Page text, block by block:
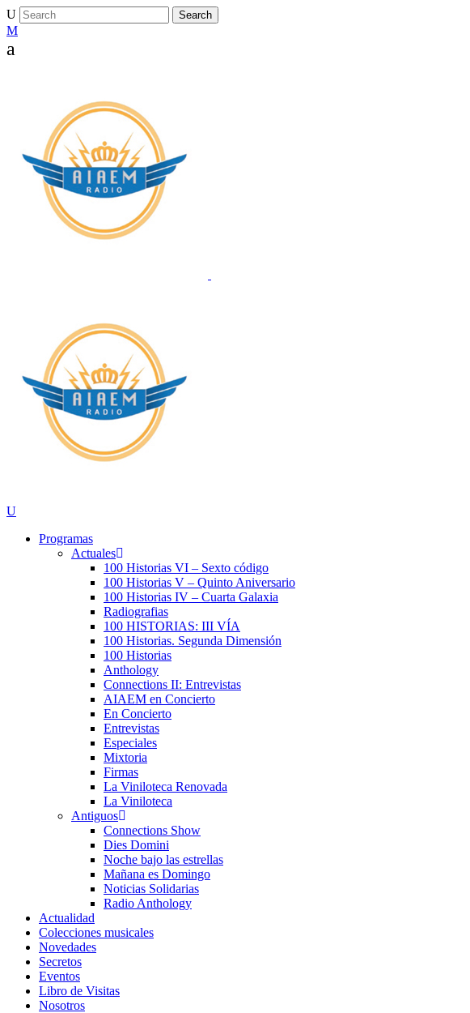
Programas
Actuales
100 Historias VI – Sexto código
100 Historias V – Quinto Aniversario
100 Historias IV – Cuarta Galaxia
Radiografias
100 HISTORIAS: III VÍA
100 Historias. Segunda Dimensión
100 Historias
Anthology
Connections II: Entrevistas
AIAEM en Concierto
En Concierto
Entrevistas
Especiales
Mixtoria
Firmas
La Viniloteca Renovada
La Viniloteca
Antiguos
Connections Show
Dies Domini
Noche bajo las estrellas
Mañana es Domingo
Noticias Solidarias
Radio Anthology
Actualidad
Colecciones musicales
Novedades
Secretos
Eventos
Libro de Visitas
Nosotros